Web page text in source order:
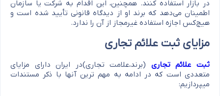
در بازار استفاده کنند. همچنین، این اقدام به شرکت یا سازمان
اطمینان می‌دهد که برند او از دیدگاه قانونی تأیید شده است و
هیچ‌کس اجازه استفاده غیرمجاز از آن را ندارد.
مزایای ثبت علائم تجاری
ثبت علائم تجاری (برند،علامت تجاری)در ایران دارای مزایای
متعددی است که در ادامه به مهم ترین آنها با ذکر مستندات
میپردازیم: